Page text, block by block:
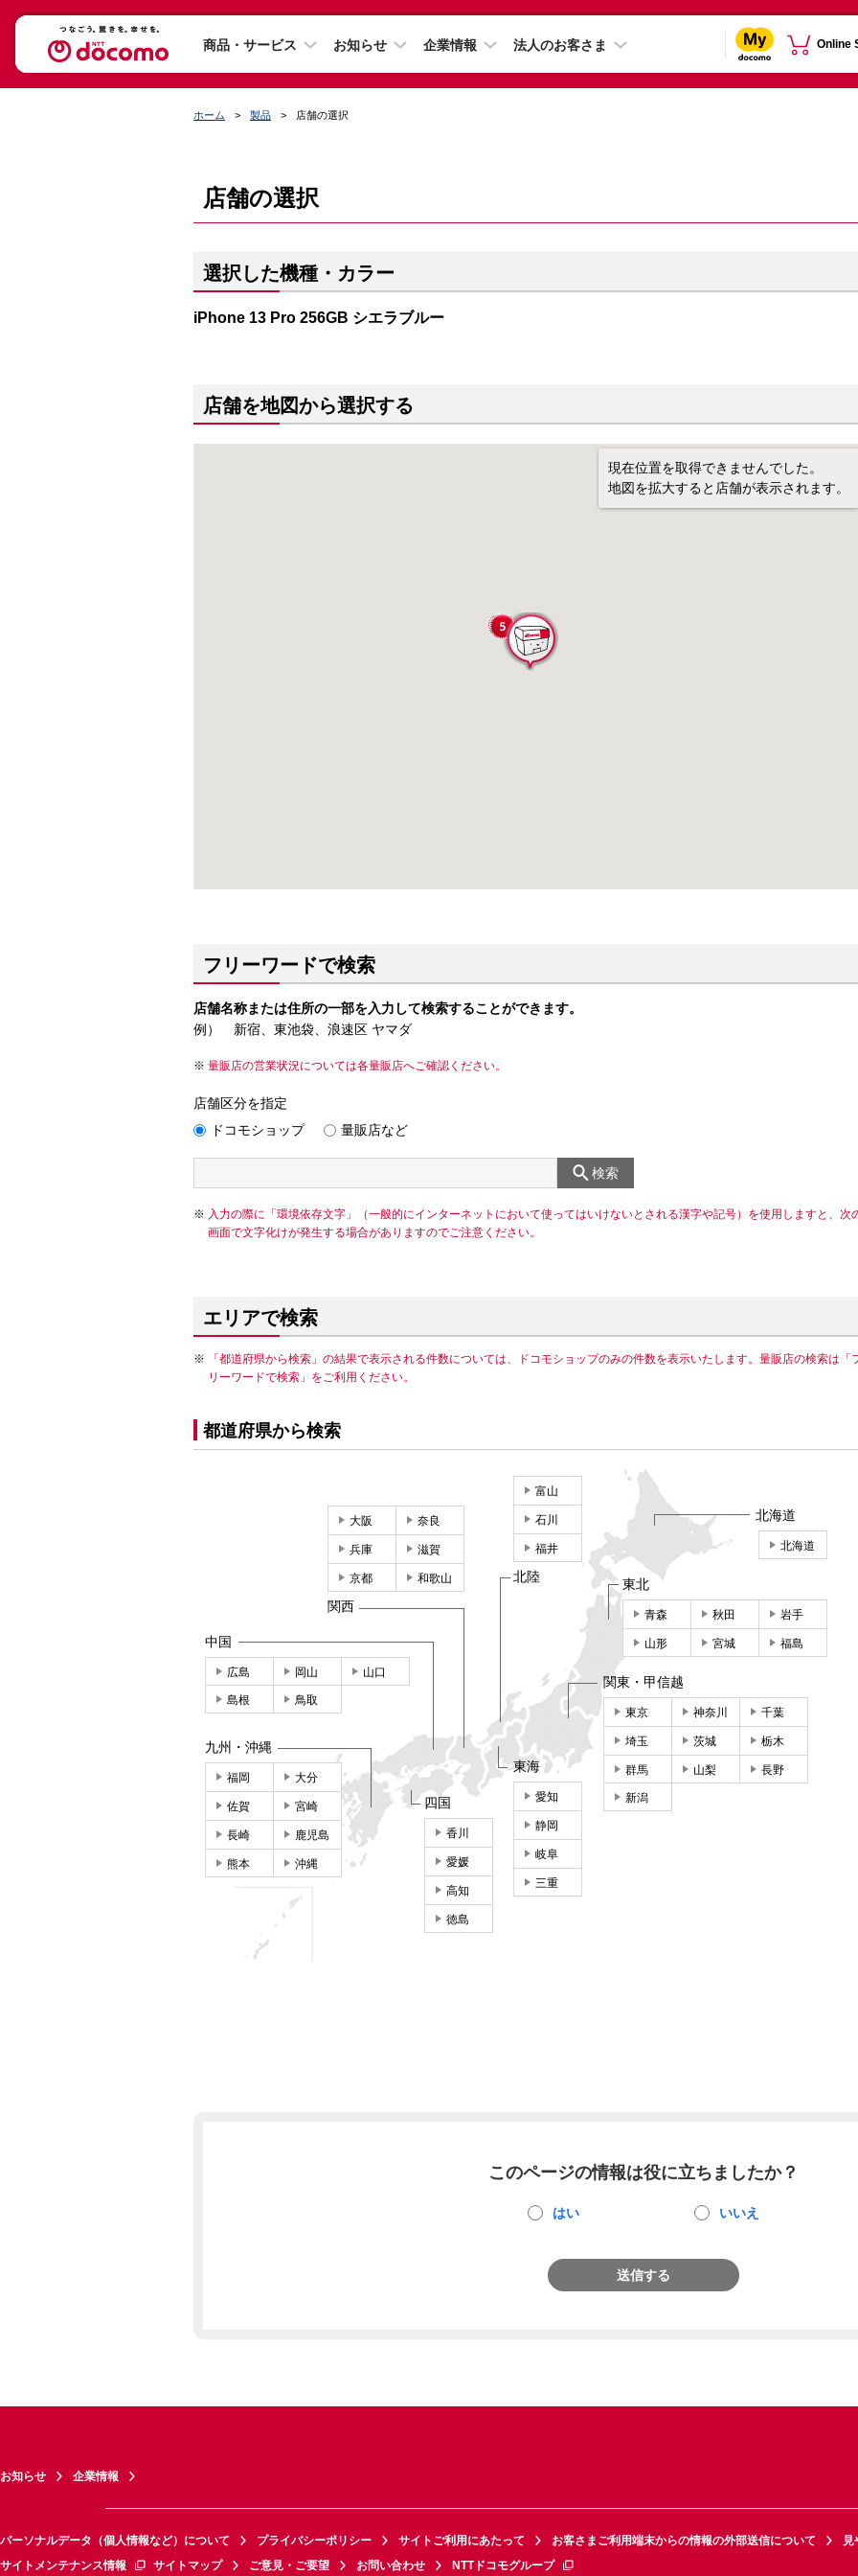
商品・サービス お知らせ 企業情報 法人のお客さま Online
ホーム 製品 店舗の選択
店舗の選択
選択した機種・カラー
iPhone 13 Pro 256GB シエラブルー
店舗を地図から選択する
現在位置を取得できませんでした。
地図を拡大すると店舗が表示されます。
フリーワードで検索
店舗名称または住所の一部を入力して検索することができます。
例） 新宿、東池袋、浪速区 ヤマダ
量販店の営業状況については各量販店へご確認ください。
店舗区分を指定
ドコモショップ
量販店など
検索
入力の際に「環境依存文字」（一般的にインターネットにおいて使ってはいけないとされる漢字や記号）を使用しますと、次
画面で文字化けが発生する場合がありますのでご注意ください。
エリアで検索
「都道府県から検索」の結果で表示される件数については、ドコモショップのみの件数を表示いたします。量販店の検索は「
リーワードで検索」をご利用ください。
都道府県から検索
北海道
北海道
東北
青森 秋田 岩手
山形 宮城 福島
関東・甲信越
東京 神奈川 千葉
埼玉 茨城 栃木
群馬 山梨 長野
新潟
東海
愛知
静岡
岐阜
三重
富山
石川
福井
北陸
大阪 奈良
兵庫 滋賀
京都 和歌山
関西
中国
広島 岡山 山口
島根 鳥取
四国
香川
愛媛
高知
徳島
九州・沖縄
福岡 大分
佐賀 宮崎
長崎 鹿児島
熊本 沖縄
このページの情報は役に立ちましたか？
はい いいえ
送信する
お知らせ 企業情報
パーソナルデータ（個人情報など）について プライバシーポリシー サイトご利用にあたって お客さまご利用端末からの情報の外部送信について
見
サイトメンテナンス情報
サイトマップ ご意見・ご要望 お問い合わせ NTTドコモグループ